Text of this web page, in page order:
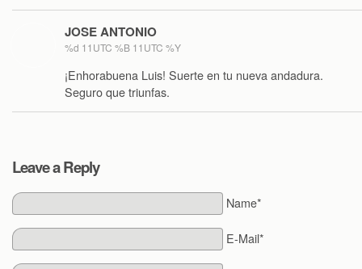
JOSE ANTONIO
%d 11UTC %B 11UTC %Y
¡Enhorabuena Luis! Suerte en tu nueva andadura.
Seguro que triunfas.
Leave a Reply
Name*
E-Mail*